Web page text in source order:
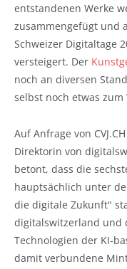
entstandenen Werke
zusammengefügt und
Schweizer Digitaltage
versteigert. Der
noch an diversen
selbst noch etwas
Auf Anfrage von
Direktorin von
betont, dass die
hauptsächlich unter
die digitale Zukunft"
digitalswitzerland und
Technologien der KI-
damit verbundene